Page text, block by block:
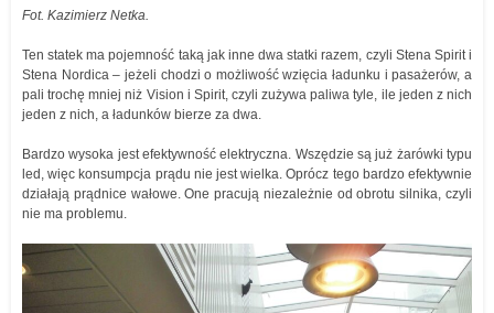
Fot. Kazimierz Netka.
Ten statek ma pojemność taką jak inne dwa statki razem, czyli Stena Spirit i
Stena Nordica – jeżeli chodzi o możliwość wzięcia ładunku i pasażerów, a
pali trochę mniej niż Vision i Spirit, czyli zużywa paliwa tyle, ile jeden z nich
jeden z nich, a ładunków bierze za dwa.
Bardzo wysoka jest efektywność elektryczna. Wszędzie są już żarówki typu
led, więc konsumpcja prądu nie jest wielka. Oprócz tego bardzo efektywnie
działają prądnice wałowe. One pracują niezależnie od obrotu silnika, czyli
nie ma problemu.